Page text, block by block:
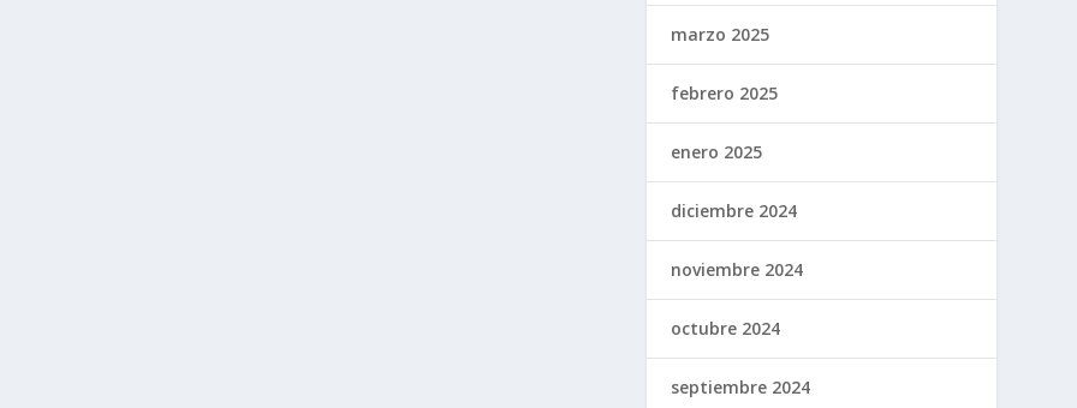
marzo 2025
febrero 2025
enero 2025
diciembre 2024
noviembre 2024
octubre 2024
septiembre 2024